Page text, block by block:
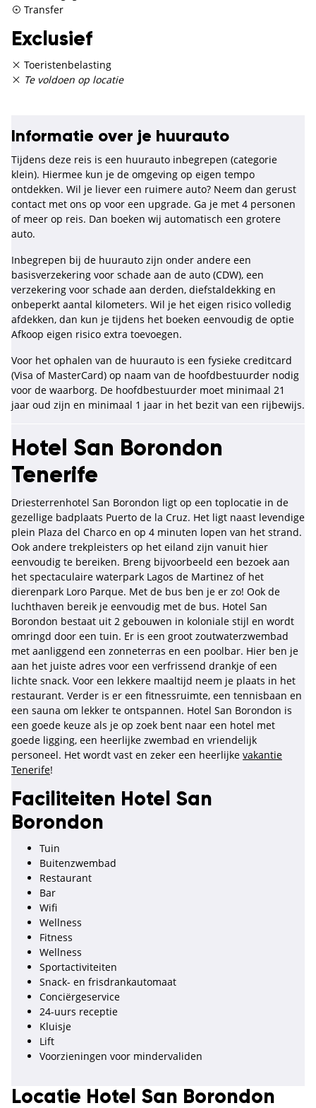
Transfer
Exclusief
Toeristenbelasting
Te voldoen op locatie
Informatie over je huurauto
Tijdens deze reis is een huurauto inbegrepen (categorie
klein). Hiermee kun je de omgeving op eigen tempo
ontdekken. Wil je liever een ruimere auto? Neem dan gerust
contact met ons op voor een upgrade. Ga je met 4 personen
of meer op reis. Dan boeken wij automatisch een grotere
auto.
Inbegrepen bij de huurauto zijn onder andere een
basisverzekering voor schade aan de auto (CDW), een
verzekering voor schade aan derden, diefstaldekking en
onbeperkt aantal kilometers. Wil je het eigen risico volledig
afdekken, dan kun je tijdens het boeken eenvoudig de optie
Afkoop eigen risico extra toevoegen.
Voor het ophalen van de huurauto is een fysieke creditcard
(Visa of MasterCard) op naam van de hoofdbestuurder nodig
voor de waarborg. De hoofdbestuurder moet minimaal 21
jaar oud zijn en minimaal 1 jaar in het bezit van een rijbewijs.
Hotel San Borondon
Tenerife
Driesterrenhotel San Borondon ligt op een toplocatie in de
gezellige badplaats Puerto de la Cruz. Het ligt naast levendige
plein Plaza del Charco en op 4 minuten lopen van het strand.
Ook andere trekpleisters op het eiland zijn vanuit hier
eenvoudig te bereiken. Breng bijvoorbeeld een bezoek aan
het spectaculaire waterpark Lagos de Martinez of het
dierenpark Loro Parque. Met de bus ben je er zo! Ook de
luchthaven bereik je eenvoudig met de bus. Hotel San
Borondon bestaat uit 2 gebouwen in koloniale stijl en wordt
omringd door een tuin. Er is een groot zoutwaterzwembad
met aanliggend een zonneterras en een poolbar. Hier ben je
aan het juiste adres voor een verfrissend drankje of een
lichte snack. Voor een lekkere maaltijd neem je plaats in het
restaurant. Verder is er een fitnessruimte, een tennisbaan en
een sauna om lekker te ontspannen. Hotel San Borondon is
een goede keuze als je op zoek bent naar een hotel met
goede ligging, een heerlijke zwembad en vriendelijk
personeel. Het wordt vast en zeker een heerlijke vakantie
Tenerife!
Faciliteiten Hotel San
Borondon
Tuin
Buitenzwembad
Restaurant
Bar
Wifi
Wellness
Fitness
Wellness
Sportactiviteiten
Snack- en frisdrankautomaat
Conciërgeservice
24-uurs receptie
Kluisje
Lift
Voorzieningen voor mindervaliden
Locatie Hotel San Borondon